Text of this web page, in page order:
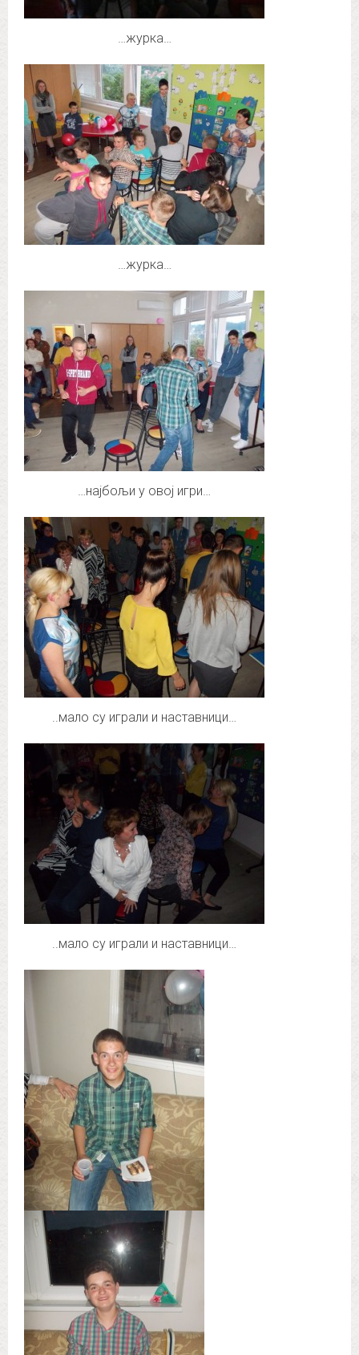
…журка…
…журка…
…најбољи у овој игри…
..мало су играли и наставници…
..мало су играли и наставници…